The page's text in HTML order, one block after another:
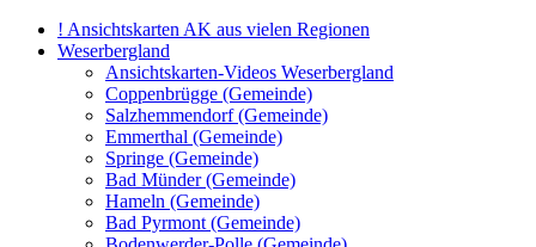
! Ansichtskarten AK aus vielen Regionen
Weserbergland
Ansichtskarten-Videos Weserbergland
Coppenbrügge (Gemeinde)
Salzhemmendorf (Gemeinde)
Emmerthal (Gemeinde)
Springe (Gemeinde)
Bad Münder (Gemeinde)
Hameln (Gemeinde)
Bad Pyrmont (Gemeinde)